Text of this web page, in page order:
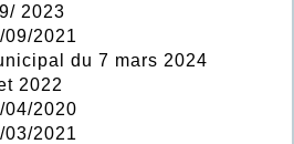
2023
2021
du 7 mars 2024
2022
2020
2021